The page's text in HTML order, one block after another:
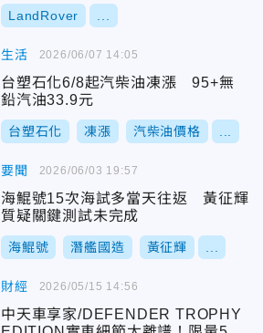
LandRover
生活
台塑石化6/8起汽柴油凍漲 95+無
鉛汽油33.9元
台塑石化 凍漲 汽柴油價格
2026/06/07 14:05
要聞
海鯤號15次海試多當天往返 黃征輝
質疑關鍵測試未完成
海鯤號 潛艦國造 黃征輝
2026/06/03 19:57
財經
中天車享家/DEFENDER TROPHY
2026/05/15 14:56